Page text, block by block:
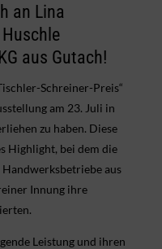
an Lina
aus Gutach!
Schreiner-Preis“
am 23. Juli in
zu haben. Diese
Highlight, bei dem die
aus
Innung ihre
Leistung und ihren